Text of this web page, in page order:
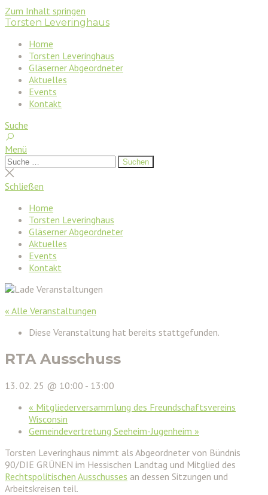
Zum Inhalt springen
Torsten Leveringhaus
Home
Torsten Leveringhaus
Gläserner Abgeordneter
Aktuelles
Events
Kontakt
Suche
Menü
Suchen
nach:
Suchen
Suche
schließen
Schließen
Home
Torsten Leveringhaus
Gläserner Abgeordneter
Aktuelles
Events
Kontakt
« Alle Veranstaltungen
Diese Veranstaltung hat bereits stattgefunden.
RTA Ausschuss
13. 02. 25 @ 10:00 - 13:00
« Mitgliederversammlung des Freundschaftsvereins
Wisconsin
Gemeindevertretung Seeheim-Jugenheim »
Torsten Leveringhaus nimmt als Abgeordneter von Bündnis
90/DIE GRÜNEN im Hessischen Landtag und Mitglied des
Rechtspolitischen Ausschusses an dessen Sitzungen und
Arbeitskreisen teil.